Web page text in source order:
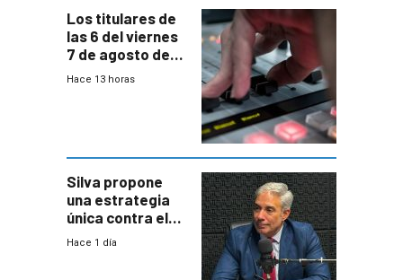
Los titulares de
las 6 del viernes
7 de agosto de
2026
Hace 13 horas
Silva propone
una estrategia
única contra el
narcotráfico y
Hace 1 día